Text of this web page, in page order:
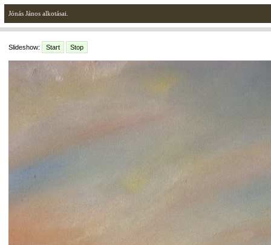
Jónás János alkotásai.
Slideshow: Start Stop